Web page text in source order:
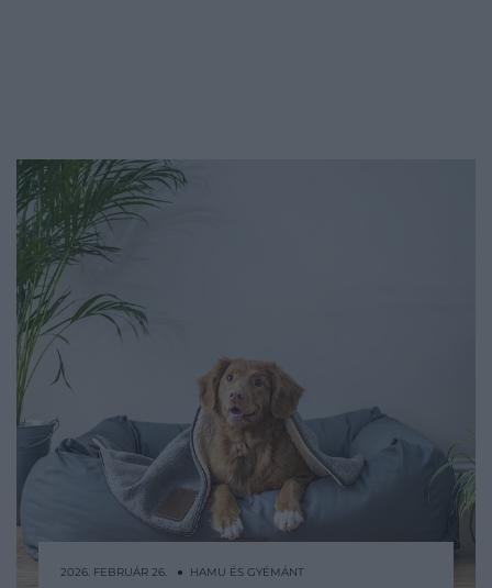
2026. FEBRUÁR 26. ● HAMU ÉS GYÉMÁNT